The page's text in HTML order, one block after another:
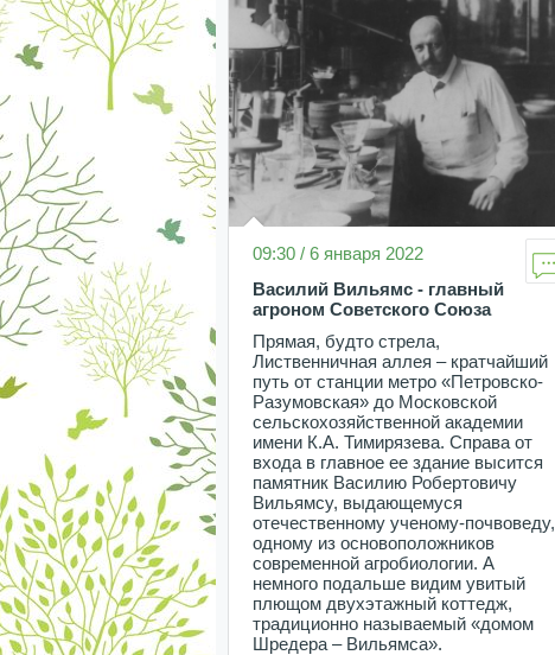
09:30 / 6 января 2022
Василий Вильямс - главный
агроном Советского Союза
Прямая, будто стрела,
Лиственничная аллея – кратчайший
путь от станции метро «Петровско-
Разумовская» до Московской
сельскохозяйственной академии
имени К.А. Тимирязева. Справа от
входа в главное ее здание высится
памятник Василию Робертовичу
Вильямсу, выдающемуся
отечественному ученому-почвоведу,
одному из основоположников
современной агробиологии. А
немного подальше видим увитый
плющом двухэтажный коттедж,
традиционно называемый «домом
Шредера – Вильямса».